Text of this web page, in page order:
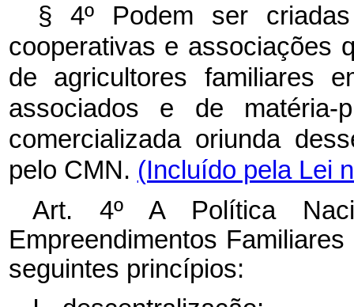
§ 4º Podem ser
cooperativas e associações
de agricultores familiares
associados e de matéria-
comercializada oriunda
pelo CMN. (Incluído pela Lei
Art. 4º A Política
Empreendimentos
seguintes princípios: